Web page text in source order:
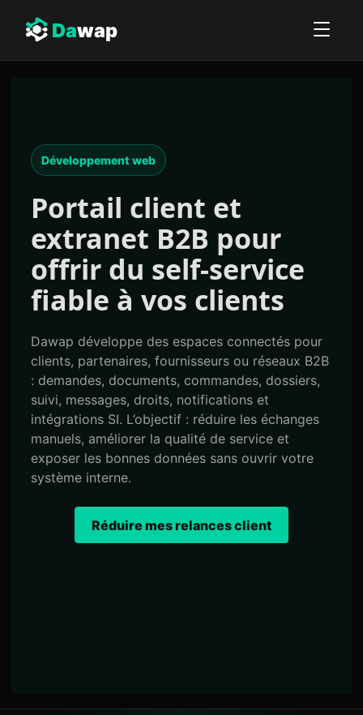
Dawap
Développement web
Portail client et
extranet B2B pour
offrir du self-service
fiable à vos clients
Dawap développe des espaces connectés pour
clients, partenaires, fournisseurs ou réseaux B2B
: demandes, documents, commandes, dossiers,
suivi, messages, droits, notifications et
intégrations SI. L’objectif : réduire les échanges
manuels, améliorer la qualité de service et
exposer les bonnes données sans ouvrir votre
système interne.
Réduire mes relances client